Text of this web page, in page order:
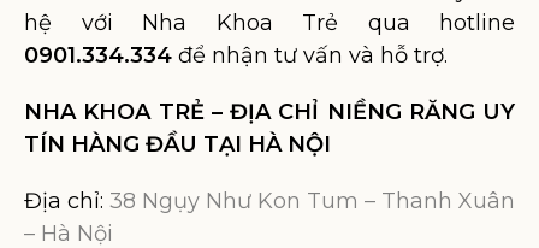
hệ với Nha Khoa Trẻ qua hotline
0901.334.334 để nhận tư vấn và hỗ trợ.
NHA KHOA TRẺ – ĐỊA CHỈ NIỀNG RĂNG UY
TÍN HÀNG ĐẦU TẠI HÀ NỘI
Địa chỉ: 38 Ngụy Như Kon Tum – Thanh Xuân
– Hà Nội